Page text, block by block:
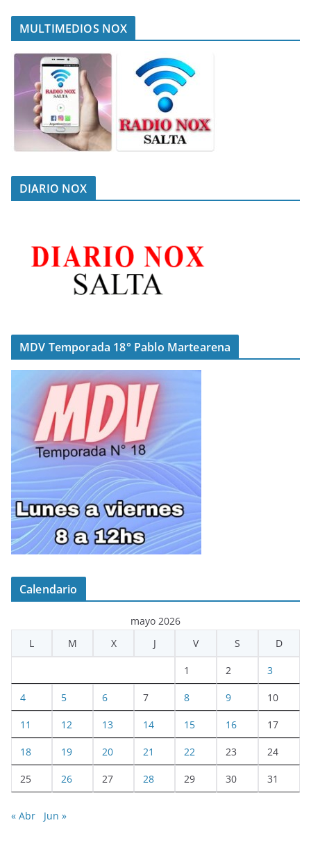
MULTIMEDIOS NOX
DIARIO NOX
MDV Temporada 18° Pablo Martearena
Calendario
mayo 2026
L
M X J V S D
1 2 3
4 5 6 7 8 9 10
11 12 13 14 15 16 17
18 19 20 21 22 23 24
25 26 27 28 29 30 31
« Abr Jun »